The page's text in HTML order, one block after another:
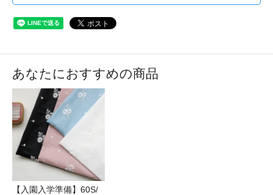
あなたにおすすめの商品
【入園入学準備】60S/